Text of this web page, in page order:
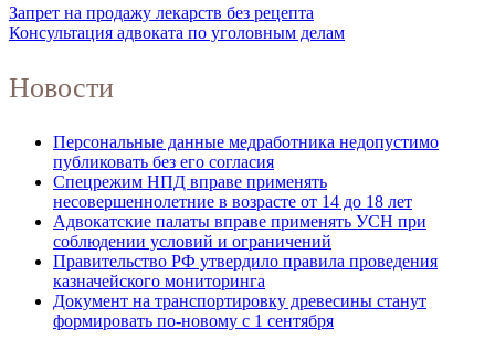
Запрет на продажу лекарств без рецепта
Консультация адвоката по уголовным делам
Новости
Персональные данные медработника недопустимо
публиковать без его согласия
Спецрежим НПД вправе применять
несовершеннолетние в возрасте от 14 до 18 лет
Адвокатские палаты вправе применять УСН при
соблюдении условий и ограничений
Правительство РФ утвердило правила проведения
казначейского мониторинга
Документ на транспортировку древесины станут
формировать по-новому с 1 сентября